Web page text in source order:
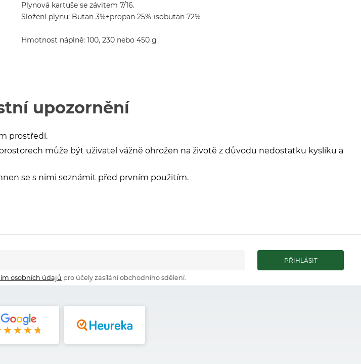
Plynová kartuše se závitem 7/16.
Složení plynu: Butan 3%+propan 25%-isobutan 72%
Hmotnost náplně: 100, 230 nebo 450 g
upozornění
prostředí.
může být uživatel vážně ohrožen na životě z důvodu nedostatku kyslíku a
se s nimi seznámit před prvním použitím.
osobních údajů pro účely zasílání obchodního sdělení.